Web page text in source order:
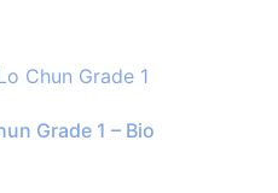
Grade 1 – Bio